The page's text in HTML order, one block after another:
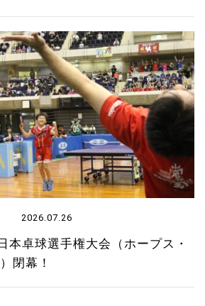
2026.07.26
本卓球選手権大会（ホープス・
閉幕！